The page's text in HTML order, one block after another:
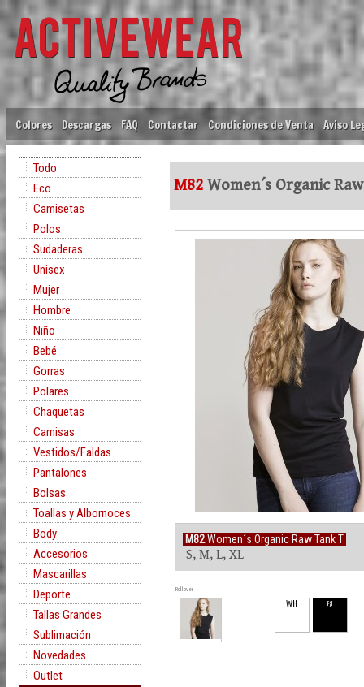
Colores Descargas FAQ Contactar Condiciones de Venta Aviso
Todo
Eco
Camisetas
Polos
Sudaderas
Unisex
Mujer
Hombre
Niño
Bebé
Gorras
Polares
Chaquetas
Camisas
Vestidos/Faldas
Pantalones
Bolsas
Toallas y Albornoces
Body
Accesorios
Mascarillas
Deporte
Tallas Grandes
Sublimación
Novedades
Outlet
M82 Women´s Organic
M82Women´s Organic Raw Tank T
S, M, L, XL
Rollover
WH BL